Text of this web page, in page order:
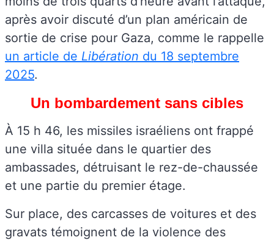
après avoir discuté d’un plan américain de
sortie de crise pour Gaza, comme le rappelle
un article de Libération du 18 septembre
2025.
Un bombardement sans cibles
À 15 h 46, les missiles israéliens ont frappé
une villa située dans le quartier des
ambassades, détruisant le rez-de-chaussée
et une partie du premier étage.
Sur place, des carcasses de voitures et des
gravats témoignent de la violence des